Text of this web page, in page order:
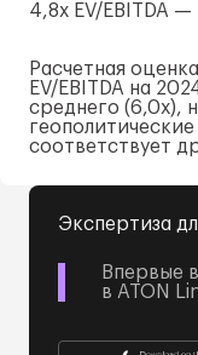
4,8х EV/EBITDA
Расчетная
EV/EBITDA на
среднего (6,0x),
соответствует
Экспертиза
Впервые
в ATON